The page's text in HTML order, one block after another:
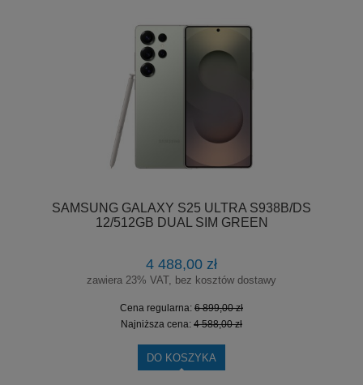
SAMSUNG GALAXY S25 ULTRA S938B/DS
12/512GB DUAL SIM GREEN
4 488,00 zł
zawiera 23% VAT, bez kosztów dostawy
Cena regularna: 6 899,00 zł
Najniższa cena: 4 588,00 zł
DO KOSZYKA